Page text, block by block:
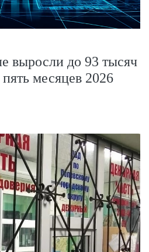
выросли до 93 тысяч
месяцев 2026